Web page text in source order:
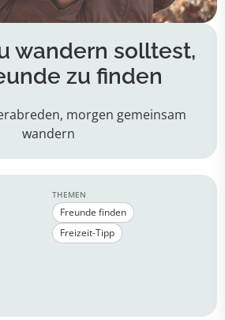
wandern solltest,
zu finden
morgen gemeinsam
wandern
THEMEN
Freunde finden
Freizeit-Tipp